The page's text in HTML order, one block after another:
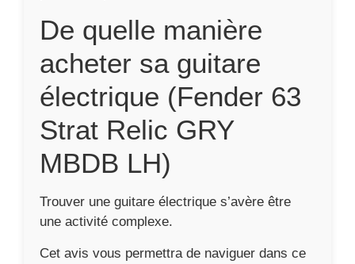
De quelle manière
acheter sa guitare
électrique (Fender 63
Strat Relic GRY
MBDB LH)
Trouver une guitare électrique s’avère être
une activité complexe.
Cet avis vous permettra de naviguer dans ce